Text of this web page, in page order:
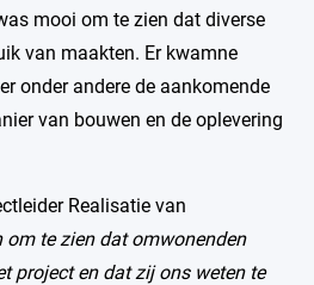
mooi om te zien dat diverse
van maakten. Er kwamne
onder andere de aankomende
van bouwen en de oplevering
Realisatie van
om te zien dat omwonenden
project en dat zij ons weten te